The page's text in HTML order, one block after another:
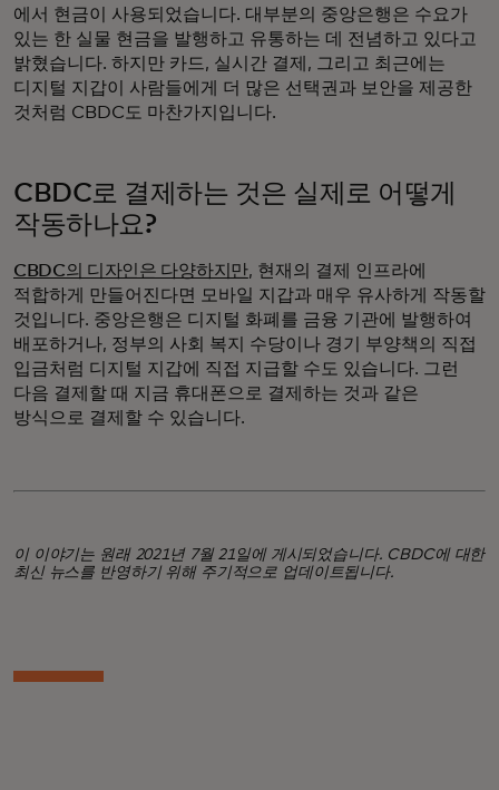
에서 현금이 사용되었습니다. 대부분의 중앙은행은 수요가
있는 한 실물 현금을 발행하고 유통하는 데 전념하고 있다고
밝혔습니다. 하지만 카드, 실시간 결제, 그리고 최근에는
디지털 지갑이 사람들에게 더 많은 선택권과 보안을 제공한
것처럼 CBDC도 마찬가지입니다.
CBDC로 결제하는 것은 실제로 어떻게
작동하나요?
CBDC의 디자인은 다양하지만, 현재의 결제 인프라에
적합하게 만들어진다면 모바일 지갑과 매우 유사하게 작동할
것입니다. 중앙은행은 디지털 화폐를 금융 기관에 발행하여
배포하거나, 정부의 사회 복지 수당이나 경기 부양책의 직접
입금처럼 디지털 지갑에 직접 지급할 수도 있습니다. 그런
다음 결제할 때 지금 휴대폰으로 결제하는 것과 같은
방식으로 결제할 수 있습니다.
이 이야기는 원래 2021년 7월 21일에 게시되었습니다. CBDC에 대한
최신 뉴스를 반영하기 위해 주기적으로 업데이트됩니다.